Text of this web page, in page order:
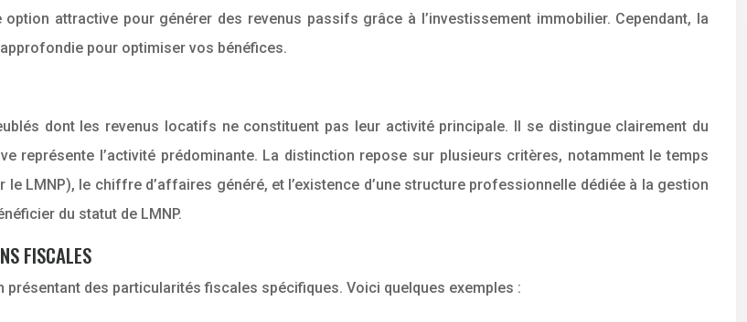
attractive pour générer des revenus passifs grâce à l’investissement immobilier. Cependant, la
pour optimiser vos bénéfices.
dont les revenus locatifs ne constituent pas leur activité principale. Il se distingue clairement du
représente l’activité prédominante. La distinction repose sur plusieurs critères, notamment le temps
LMNP), le chiffre d’affaires généré, et l’existence d’une structure professionnelle dédiée à la gestion
du statut de LMNP.
FISCALES
des particularités fiscales spécifiques. Voici quelques exemples :